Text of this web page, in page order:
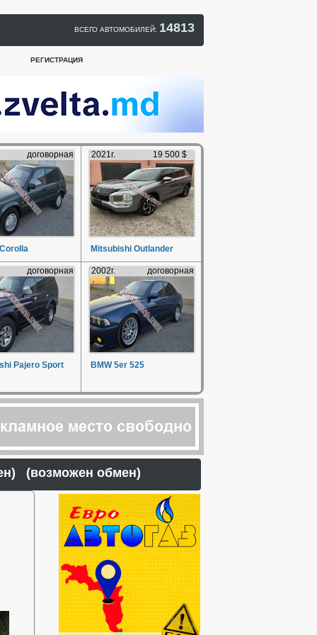
ВСЕГО АВТОМОБИЛЕЙ: 14813
РЕГИСТРАЦИЯ
договорная 2021г. 19 500 $
Mitsubishi Outlander
договорная
Pajero Sport
2002г. договорная
BMW 5er 525
(возможен обмен)